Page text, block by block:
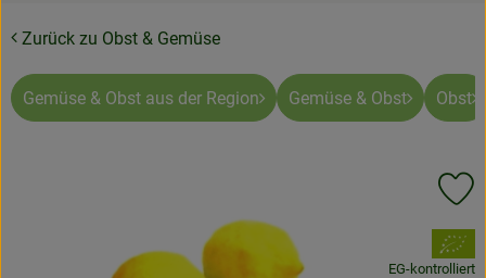
Ökokisten
Bio-Kochboxen
Saisonthemen
Zurück zu Obst & Gemüse
Gemüse & Obst aus der Region Gemüse & Obst Obst
, Verband:
EG-kontrolliert